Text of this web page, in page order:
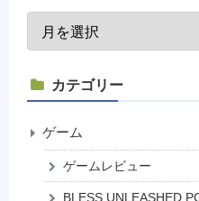
カテゴリー
ゲーム
ゲームレビュー
BLESS UNLEASHED